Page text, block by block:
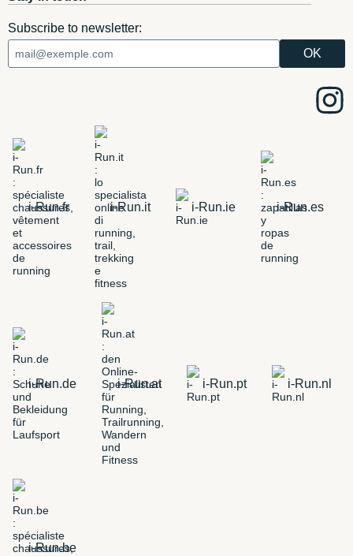
Subscribe to newsletter:
i-Run.fr i-Run.it i-Run.ie i-Run.es
i-Run.de i-Run.at i-Run.pt i-Run.nl
i-Run.be